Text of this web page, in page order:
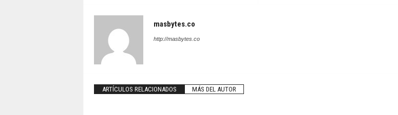
masbytes.co
http://masbytes.co
ARTÍCULOS RELACIONADOS MÁS DEL AUTOR